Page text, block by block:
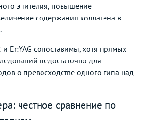
эпителия, повышение
содержания коллагена в
и Er:YAG сопоставимы, хотя прямых
недостаточно для
о превосходстве одного типа над
честное сравнение по